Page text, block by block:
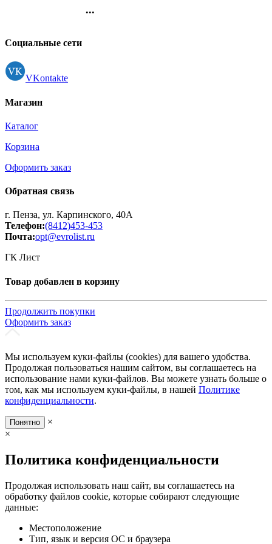
deVENTE арт.4125705
...
Регистрация
Социальные сети
VKontakte
Магазин
Каталог
Корзина
Оформить заказ
Обратная связь
г. Пенза, ул. Карпинского, 40А
Телефон:(8412)453-453
Почта:opt@evrolist.ru
ГК Лист
Товар добавлен в корзину
Продолжить покупки
Оформить заказ
Мы используем куки-файлы (cookies) для вашего удобства.
Продолжая пользоваться нашим сайтом, вы соглашаетесь на
использование нами куки-файлов. Вы можете узнать больше о
том, как мы используем куки-файлы, в нашей Политике
конфиденциальности.
Понятно
×
×
Политика конфиденциальности
Продолжая использовать наш сайт, вы соглашаетесь на
обработку файлов cookie, которые собирают следующие
данные:
Местоположение
Тип, язык и версия ОС и браузера